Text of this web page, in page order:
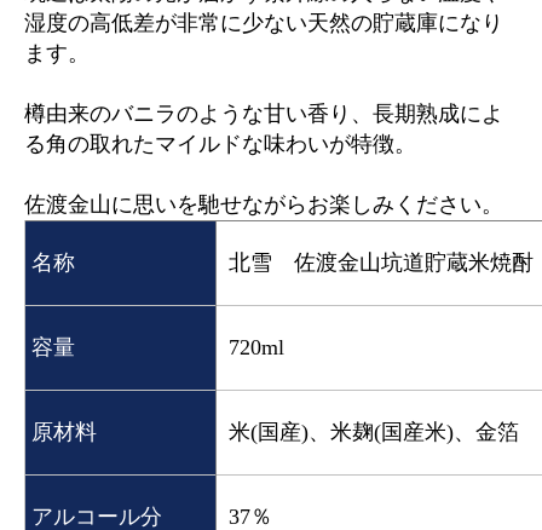
湿度の高低差が非常に少ない天然の貯蔵庫になり
ます。
樽由来のバニラのような甘い香り、長期熟成によ
る角の取れたマイルドな味わいが特徴。
佐渡金山に思いを馳せながらお楽しみください。
名称 北雪 佐渡金山坑道貯蔵米焼
容量 720ml
原材料 米(国産)、米麹(国産米)、金箔
アルコール分 37％